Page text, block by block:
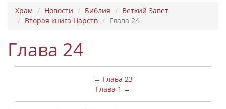
Храм Новости Библия
Ветхий Завет
Вторая книга Царств
Глава 24
Глава 24
← Глава 23
Глава 1 →